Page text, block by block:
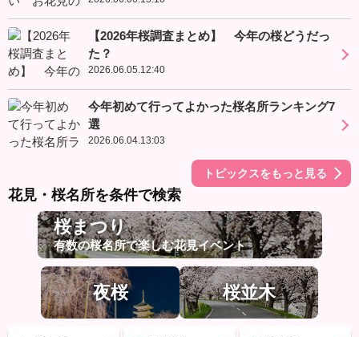
【2026年桜調査まとめ】 今年の桜どうだっ
た？
2026.06.05.12:40
今年初めて行ってよかった桜名所ランキング7
選
2026.06.04.13:03
トピックスをもっと見る
花見・桜名所を条件で検索
桜まつり
有数の桜名所で楽しむ花見イベント
夜桜 桜並木